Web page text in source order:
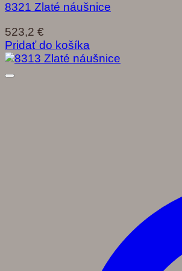
8321 Zlaté náušnice
523,2 €
Pridať do košíka